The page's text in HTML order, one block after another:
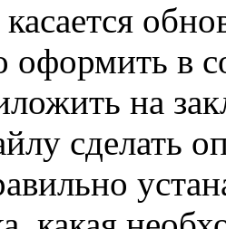
оформить в
на
сделать